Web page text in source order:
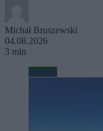
Michał Bruszewski
04.08.2026
3 min
Wojsko